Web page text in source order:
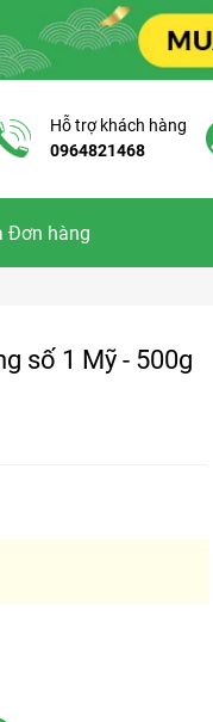
Hỗ trợ khách hàng
0964821468
Đơn hàng
số 1 Mỹ - 500g